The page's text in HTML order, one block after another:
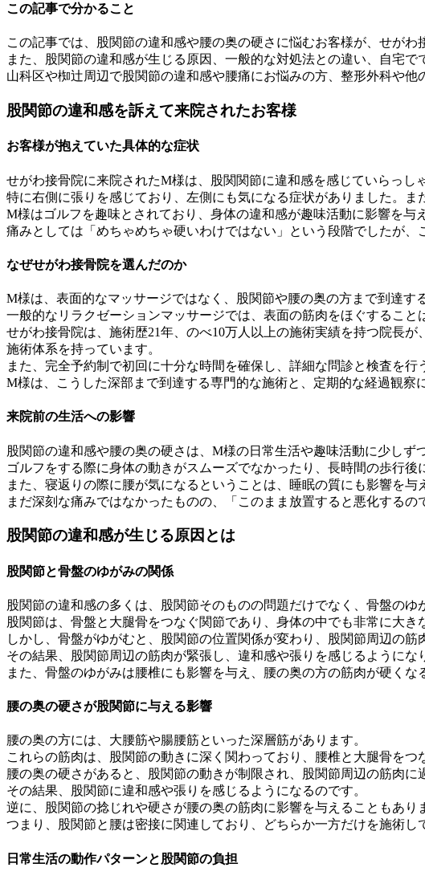
この記事で分かること
この記事では、股関節の違和感や腰の奥の硬さに悩むお客様が、せが
また、股関節の違和感が生じる原因、一般的な対処法との違い、自宅で
山科区や椥辻周辺で股関節の違和感や腰痛にお悩みの方、整形外科や
股関節の違和感を訴えて来院されたお客様
お客様が抱えていた具体的な症状
せがわ接骨院に来院されたM様は、股関関節に違和感を感じていらっし
特に右側に張りを感じており、左側にも気になる症状がありました。
M様はゴルフを趣味とされており、身体の違和感が趣味活動に影響を与
痛みとしては「めちゃめちゃ硬いわけではない」という段階でしたが
なぜせがわ接骨院を選んだのか
M様は、表面的なマッサージではなく、股関節や腰の奥の方まで到達す
一般的なリラクゼーションマッサージでは、表面の筋肉をほぐするこ
せがわ接骨院は、施術歴21年、のべ10万人以上の施術実績を持つ院長
施術体系を持っています。
また、完全予約制で初回に十分な時間を確保し、詳細な問診と検査を
M様は、こうした深部まで到達する専門的な施術と、定期的な経過観察
来院前の生活への影響
股関節の違和感や腰の奥の硬さは、M様の日常生活や趣味活動に少しず
ゴルフをする際に身体の動きがスムーズでなかったり、長時間の歩行後
また、寝返りの際に腰が気になるということは、睡眠の質にも影響を与
まだ深刻な痛みではなかったものの、「このまま放置すると悪化するの
股関節の違和感が生じる原因とは
股関節と骨盤のゆがみの関係
股関節の違和感の多くは、股関節そのものの問題だけでなく、骨盤のゆ
股関節は、骨盤と大腿骨をつなぐ関節であり、身体の中でも非常に大き
しかし、骨盤がゆがむと、股関節の位置関係が変わり、股関節周辺の筋
その結果、股関節周辺の筋肉が緊張し、違和感や張りを感じるようにな
また、骨盤のゆがみは腰椎にも影響を与え、腰の奥の方の筋肉が硬くな
腰の奥の硬さが股関節に与える影響
腰の奥の方には、大腰筋や腸腰筋といった深層筋があります。
これらの筋肉は、股関節の動きに深く関わっており、腰椎と大腿骨をつ
腰の奥の硬さがあると、股関節の動きが制限され、股関節周辺の筋肉に
その結果、股関節に違和感や張りを感じるようになるのです。
逆に、股関節の捻じれや硬さが腰の奥の筋肉に影響を与えることもあり
つまり、股関節と腰は密接に関連しており、どちらか一方だけを施術し
日常生活の動作パターンと股関節の負担